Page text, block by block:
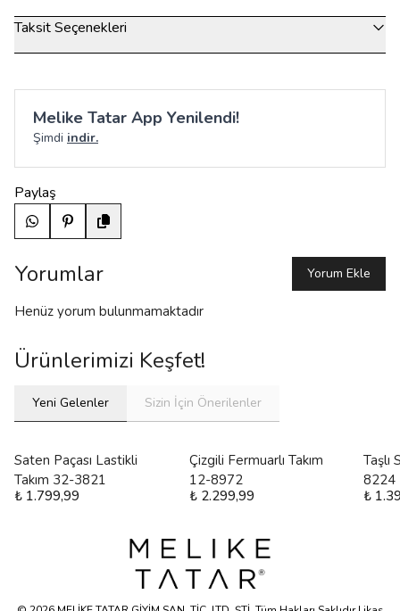
Taksit Seçenekleri
Melike Tatar App Yenilendi!
Şimdi indir.
Paylaş
Yorumlar Yorum Ekle
Henüz yorum bulunmamaktadır
Ürünlerimizi Keşfet!
Yeni Gelenler Sizin İçin Önerilenler
Saten Paçası Lastikli
Takım 32-3821
₺ 1.799,99
Çizgili Fermuarlı Takım
12-8972
₺ 2.299,99
Taşlı
8224
₺